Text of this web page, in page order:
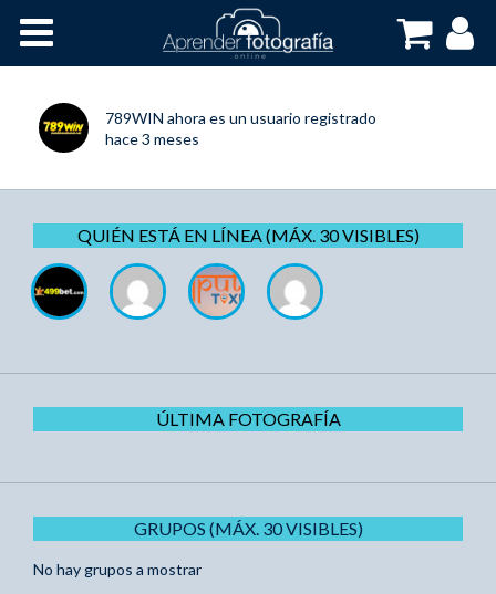
Cursos OnLine
789WIN ahora es un usuario registrado
hace 3 meses
QUIÉN ESTÁ EN LÍNEA (MÁX. 30 VISIBLES)
ÚLTIMA FOTOGRAFÍA
GRUPOS (MÁX. 30 VISIBLES)
No hay grupos a mostrar